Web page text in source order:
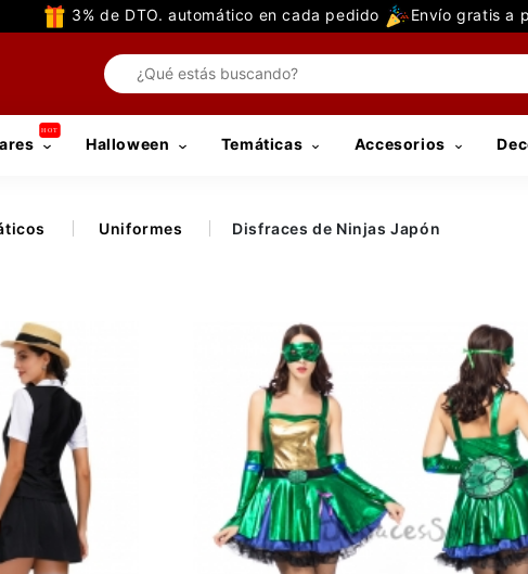
3% de DTO. automático en cada pedido Envío gratis a
Halloween Temáticas Accesorios
Uniformes Disfraces de Ninjas Japón